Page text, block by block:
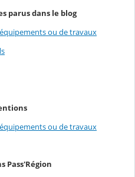
parus dans le blog
ou de travaux
ou de travaux
Pass'Région